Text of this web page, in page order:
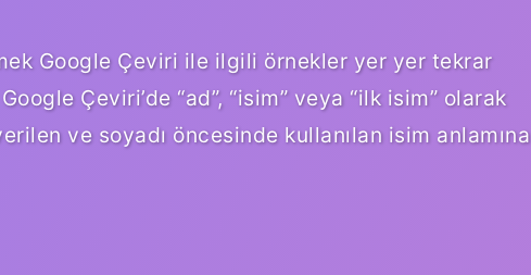
Google Çeviri ile ilgili örnekler yer yer tekrar
Çeviri’de “ad”, “isim” veya “ilk isim” olarak
ve soyadı öncesinde kullanılan isim anlamına